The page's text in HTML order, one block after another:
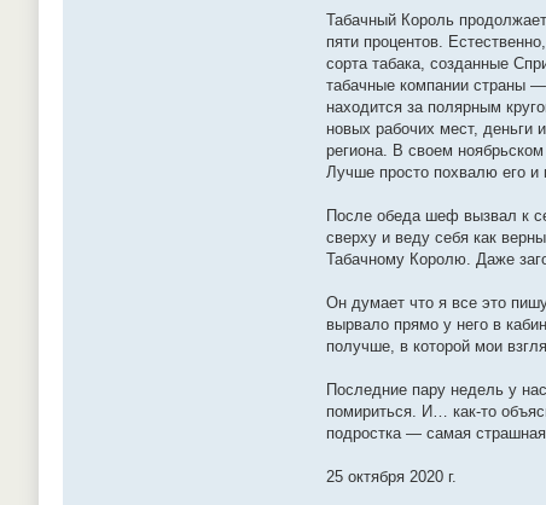
Табачный Король
пяти процентов.
сорта табака, созданные
табачные компании страны
находится за полярным
новых рабочих мест, деньги
региона. В своем
Лучше просто похвалю его и
После обеда шеф вызвал к
сверху и веду себя как
Табачному Королю. Даже
Он думает что я все это
вырвало прямо у него в
получше, в которой мои
Последние пару недель у
помириться. И… как-то
подростка — самая
25 октября 2020 г.